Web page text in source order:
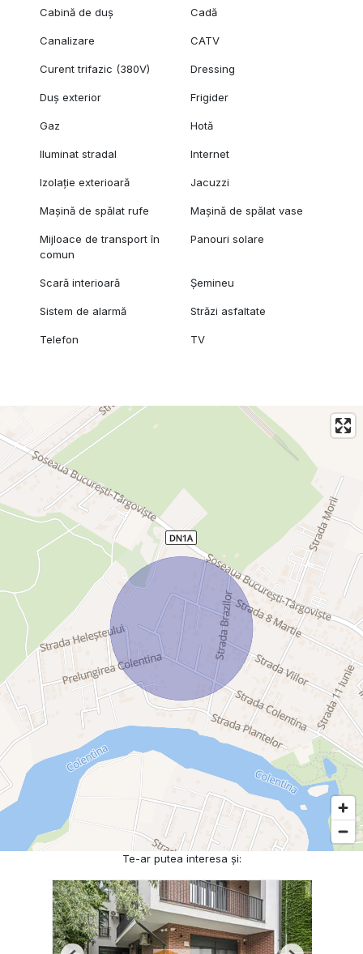
Cabină de duș Cadă
Canalizare CATV
Curent trifazic (380V) Dressing
Duș exterior Frigider
Gaz Hotă
Iluminat stradal Internet
Izolație exterioară Jacuzzi
Mașină de spălat rufe Mașină de spălat vase
Mijloace de transport în
comun
Panouri solare
Scară interioară Șemineu
Sistem de alarmă Străzi asfaltate
Telefon TV
Te-ar putea interesa și: